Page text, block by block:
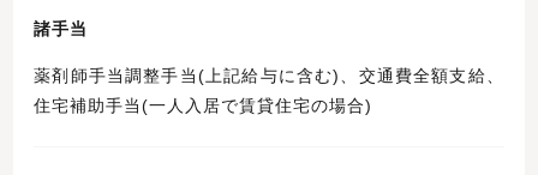
諸手当
薬剤師手当調整手当(上記給与に含む)、交通費全額支給、
住宅補助手当(一人入居で賃貸住宅の場合)